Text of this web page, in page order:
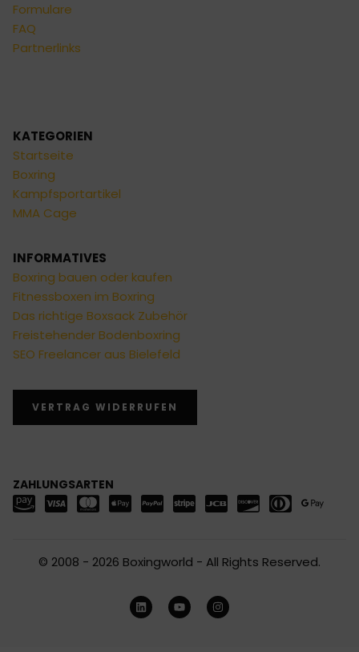
Formulare
FAQ
Partnerlinks
KATEGORIEN
Startseite
Boxring
Kampfsportartikel
MMA Cage
INFORMATIVES
Boxring bauen oder kaufen
Fitnessboxen im Boxring
Das richtige Boxsack Zubehör
Freistehender Bodenboxring
SEO Freelancer aus Bielefeld
VERTRAG WIDERRUFEN
ZAHLUNGSARTEN
© 2008 - 2026 Boxingworld - All Rights Reserved.